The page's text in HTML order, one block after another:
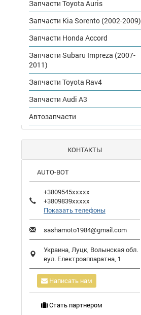
Запчасти Toyota Auris
Запчасти Kia Sorento (2002-2009)
Запчасти Honda Accord
Запчасти Subaru Impreza (2007-
2011)
Запчасти Toyota Rav4
Запчасти Audi A3
Автозапчасти
КОНТАКТЫ
AUTO-BOT
+3809545xxxxx
+3809839xxxxx
Показать телефоны
sashamoto1984@gmail.com
Украина, Луцк, Волынская обл.
вул. Електроаппаратна, 1
Написать нам
Стать партнером